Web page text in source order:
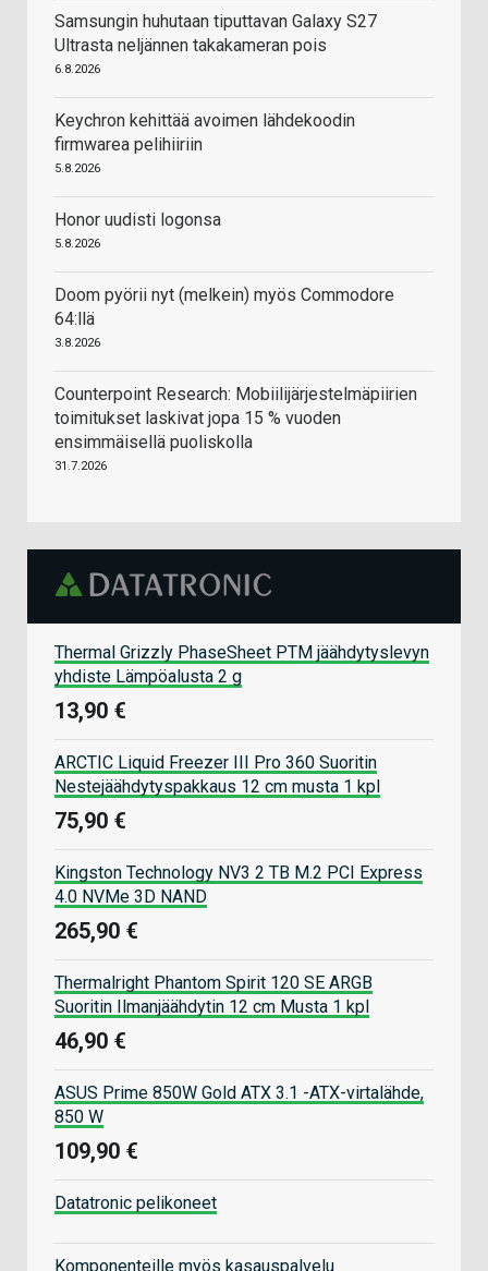
Samsungin huhutaan tiputtavan Galaxy S27
Ultrasta neljännen takakameran pois
6.8.2026
Keychron kehittää avoimen lähdekoodin
firmwarea pelihiiriin
5.8.2026
Honor uudisti logonsa
5.8.2026
Doom pyörii nyt (melkein) myös Commodore
64:llä
3.8.2026
Counterpoint Research: Mobiilijärjestelmäpiirien
toimitukset laskivat jopa 15 % vuoden
ensimmäisellä puoliskolla
31.7.2026
Thermal Grizzly PhaseSheet PTM jäähdytyslevyn
yhdiste Lämpöalusta 2 g
13,90 €
ARCTIC Liquid Freezer III Pro 360 Suoritin
Nestejäähdytyspakkaus 12 cm musta 1 kpl
75,90 €
Kingston Technology NV3 2 TB M.2 PCI Express
4.0 NVMe 3D NAND
265,90 €
Thermalright Phantom Spirit 120 SE ARGB
Suoritin Ilmanjäähdytin 12 cm Musta 1 kpl
46,90 €
ASUS Prime 850W Gold ATX 3.1 -ATX-virtalähde,
850 W
109,90 €
Datatronic pelikoneet
Komponenteille myös kasauspalvelu